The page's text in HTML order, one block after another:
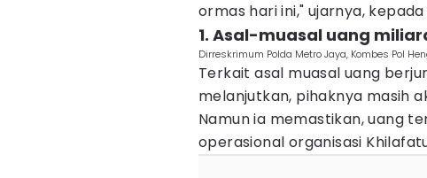
ormas hari ini," ujarnya,
1. Asal-muasal uang
Dirreskrimum Polda Metro Jaya, Kombes Pol
Terkait asal muasal uang
melanjutkan, pihaknya masih
Namun ia memastikan, uang
operasional organisasi